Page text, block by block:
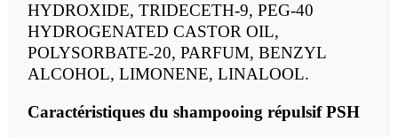
HYDROXIDE, TRIDECETH-9, PEG-40
HYDROGENATED CASTOR OIL,
POLYSORBATE-20, PARFUM, BENZYL
ALCOHOL, LIMONENE, LINALOOL.
Caractéristiques du shampooing répulsif PSH